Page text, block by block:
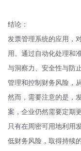
结论：
发票管理系统的应用，
用。通过自动化处理和
与洞察力、安全性与防
管理和控制财务风险，
然而，需要注意的是，
案，企业仍然需要定期
只有在周密可用地利用
低财务风险，取得持续